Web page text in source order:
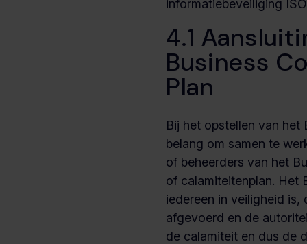
informatiebeveiliging
4.1
Business
Plan
Bij het opstellen van het
belang om samen te
of beheerders van het
of calamiteitenplan. Het
iedereen in veiligheid is,
afgevoerd en de
de calamiteit en dus de